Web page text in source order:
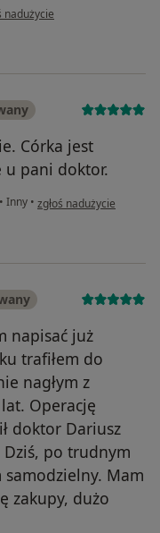
użytkownika Natalia
nadużycie
Córka jest
u pani doktor.
• Inny • w opinii użytkownika MS
zgłoś nadużycie
napisać już
trafiłem do
nagłym z
Operację
doktor Dariusz
po trudnym
Mam
zakupy, dużo